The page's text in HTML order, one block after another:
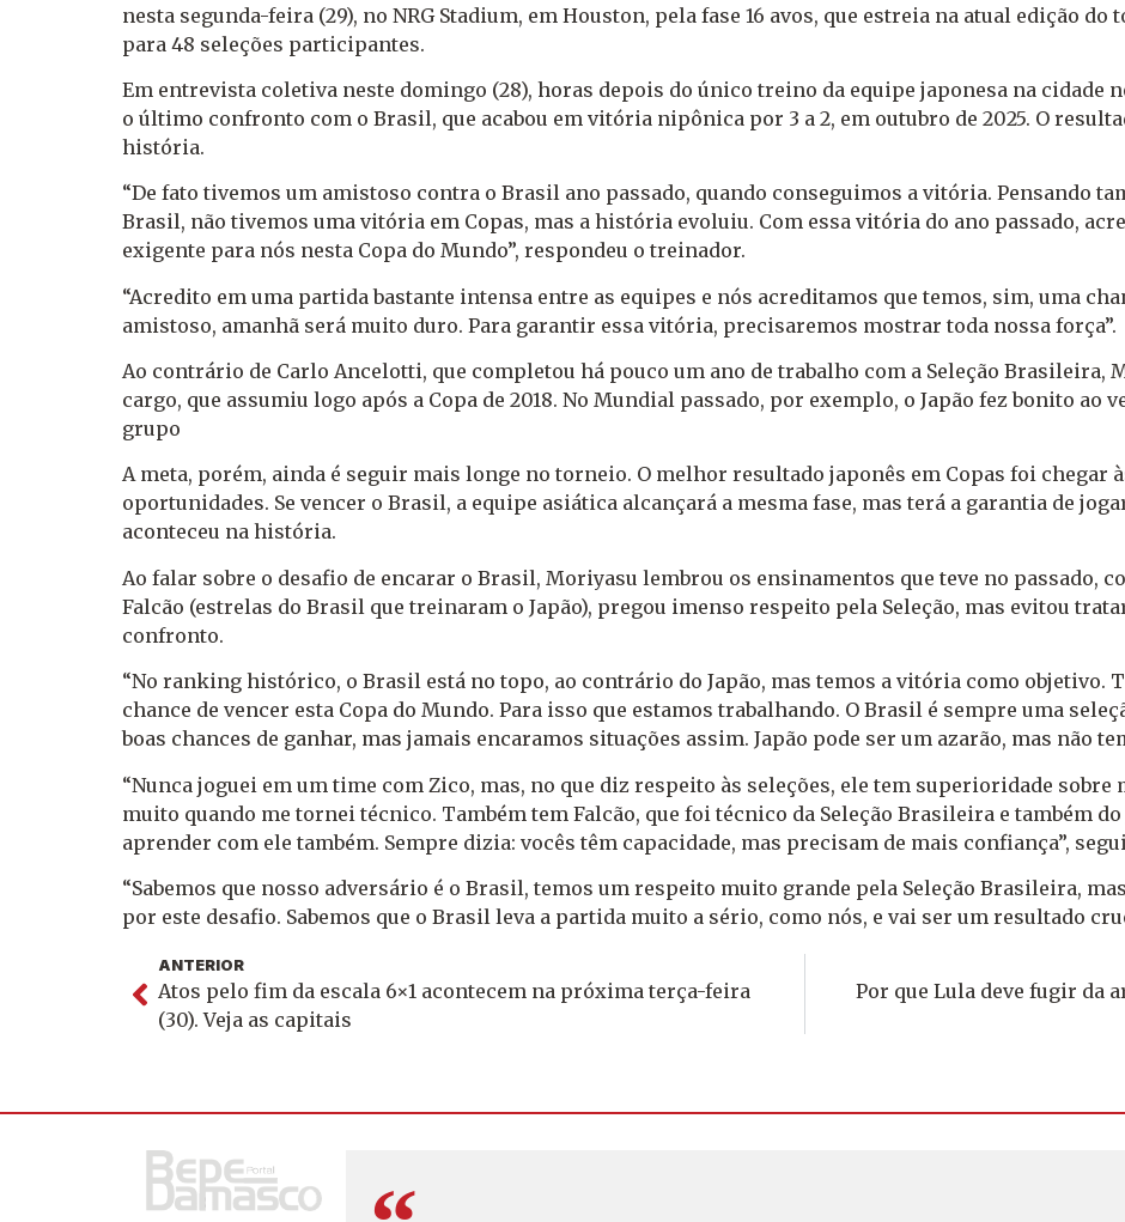
nesta segunda-feira (29), no NRG Stadium, em Houston, pela fase 16 avos, que estreia na atual edição
para 48 seleções participantes.
Em entrevista coletiva neste domingo (28), horas depois do único treino da equipe japonesa na cidade
o último confronto com o Brasil, que acabou em vitória nipônica por 3 a 2, em outubro de 2025. O
história.
“De fato tivemos um amistoso contra o Brasil ano passado, quando conseguimos a vitória. Pensando
Brasil, não tivemos uma vitória em Copas, mas a história evoluiu. Com essa vitória do ano passado,
exigente para nós nesta Copa do Mundo”, respondeu o treinador.
“Acredito em uma partida bastante intensa entre as equipes e nós acreditamos que temos, sim, uma
amistoso, amanhã será muito duro. Para garantir essa vitória, precisaremos mostrar toda nossa força”.
Ao contrário de Carlo Ancelotti, que completou há pouco um ano de trabalho com a Seleção Brasileira,
cargo, que assumiu logo após a Copa de 2018. No Mundial passado, por exemplo, o Japão fez bonito ao
grupo
A meta, porém, ainda é seguir mais longe no torneio. O melhor resultado japonês em Copas foi chegar
oportunidades. Se vencer o Brasil, a equipe asiática alcançará a mesma fase, mas terá a garantia de
aconteceu na história.
Ao falar sobre o desafio de encarar o Brasil, Moriyasu lembrou os ensinamentos que teve no passado,
Falcão (estrelas do Brasil que treinaram o Japão), pregou imenso respeito pela Seleção, mas evitou
confronto.
“No ranking histórico, o Brasil está no topo, ao contrário do Japão, mas temos a vitória como objetivo.
chance de vencer esta Copa do Mundo. Para isso que estamos trabalhando. O Brasil é sempre uma
boas chances de ganhar, mas jamais encaramos situações assim. Japão pode ser um azarão, mas não
“Nunca joguei em um time com Zico, mas, no que diz respeito às seleções, ele tem superioridade
muito quando me tornei técnico. Também tem Falcão, que foi técnico da Seleção Brasileira e também
aprender com ele também. Sempre dizia: vocês têm capacidade, mas precisam de mais confiança”,
“Sabemos que nosso adversário é o Brasil, temos um respeito muito grande pela Seleção Brasileira,
por este desafio. Sabemos que o Brasil leva a partida muito a sério, como nós, e vai ser um resultado
ANTERIOR
Atos pelo fim da escala 6×1 acontecem na próxima terça-feira
(30). Veja as capitais
Por que Lula deve fugir da